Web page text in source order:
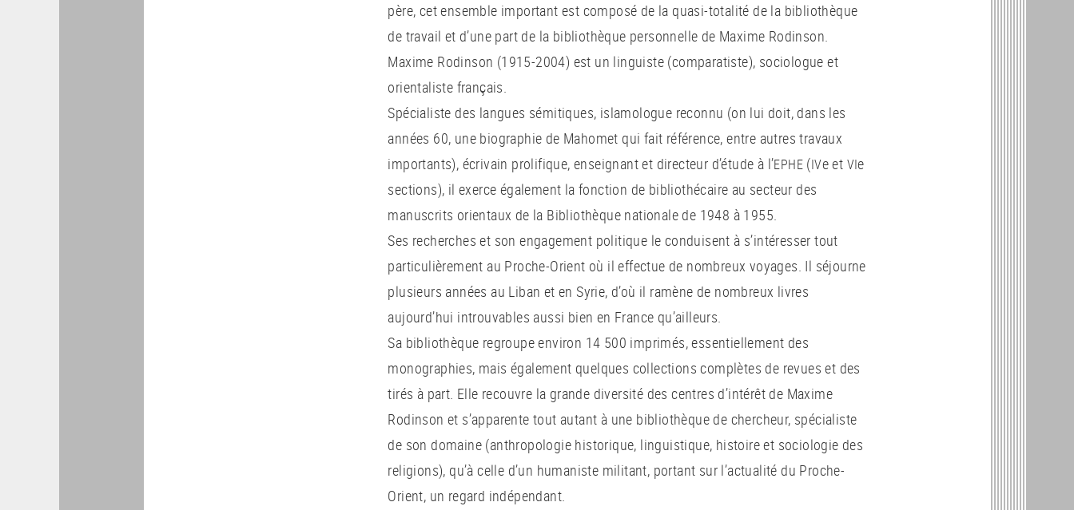
père, cet ensemble important est composé de la quasi-totalité de la bibliothèque
de travail et d’une part de la bibliothèque personnelle de Maxime Rodinson.
Maxime Rodinson (1915-2004) est un linguiste (comparatiste), sociologue et
orientaliste français.
Spécialiste des langues sémitiques, islamologue reconnu (on lui doit, dans les
années 60, une biographie de Mahomet qui fait référence, entre autres travaux
importants), écrivain prolifique, enseignant et directeur d’étude à l’EPHE (IVe et VIe
sections), il exerce également la fonction de bibliothécaire au secteur des
manuscrits orientaux de la Bibliothèque nationale de 1948 à 1955.
Ses recherches et son engagement politique le conduisent à s’intéresser tout
particulièrement au Proche-Orient où il effectue de nombreux voyages. Il séjourne
plusieurs années au Liban et en Syrie, d’où il ramène de nombreux livres
aujourd’hui introuvables aussi bien en France qu’ailleurs.
Sa bibliothèque regroupe environ 14 500 imprimés, essentiellement des
monographies, mais également quelques collections complètes de revues et des
tirés à part. Elle recouvre la grande diversité des centres d’intérêt de Maxime
Rodinson et s’apparente tout autant à une bibliothèque de chercheur, spécialiste
de son domaine (anthropologie historique, linguistique, histoire et sociologie des
religions), qu’à celle d’un humaniste militant, portant sur l’actualité du Proche-
Orient, un regard indépendant.